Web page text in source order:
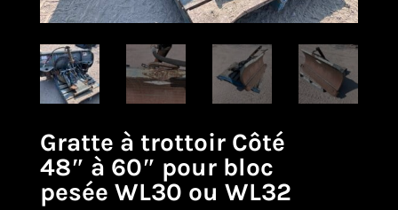
Gratte à trottoir Côté
48″ à 60″ pour bloc
pesée WL30 ou WL32